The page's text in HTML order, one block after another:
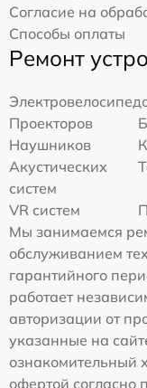
Согласие на
Способы оплаты
Ремонт
Проекторов
Наушников
Акустических
систем
VR систем
Мы занимаемся
обслуживанием
гарантийного
работает
авторизации от
указанные на
ознакомительный
офертой согласно